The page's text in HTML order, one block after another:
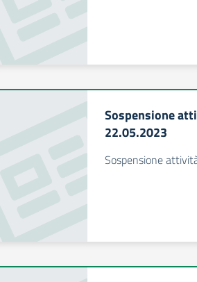
Sospensione
22.05.2023
Sospensione